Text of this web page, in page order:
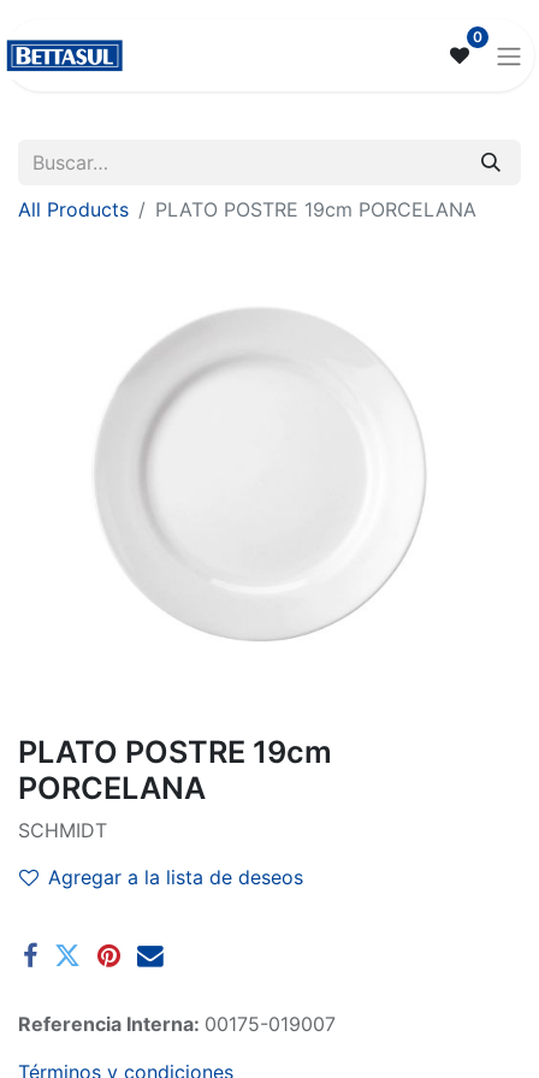
0
All Products PLATO POSTRE 19cm PORCELANA
PLATO POSTRE 19cm
PORCELANA
SCHMIDT
Agregar a la lista de deseos
Referencia Interna: 00175-019007
Términos y condiciones